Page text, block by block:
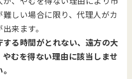
しい場合に限り、代理人がカ
来ます。
る時間がとれない、遠方の大
むを得ない理由に該当しませ